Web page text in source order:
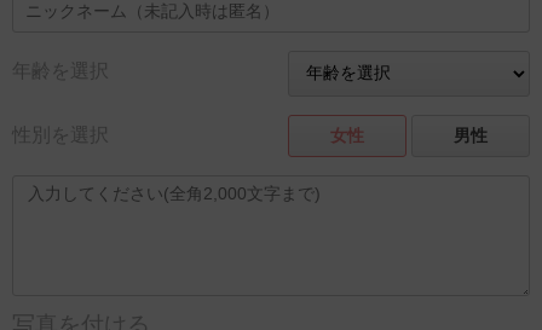
年齢を選択
性別を選択 女性 男性